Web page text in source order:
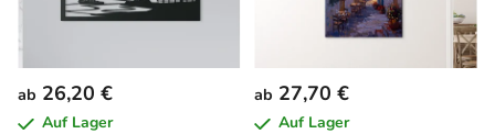
ab 26,20 €
Auf Lager
ab 27,70 €
Auf Lager